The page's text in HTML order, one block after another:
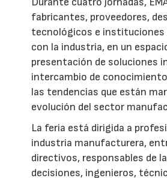
fabricantes, proveedores,
tecnológicos e instituciones
con la industria, en un
presentación de soluciones
intercambio de
las tendencias que están
evolución del sector
La feria está dirigida a
industria manufacturera,
directivos, responsables de
decisiones, ingenieros,